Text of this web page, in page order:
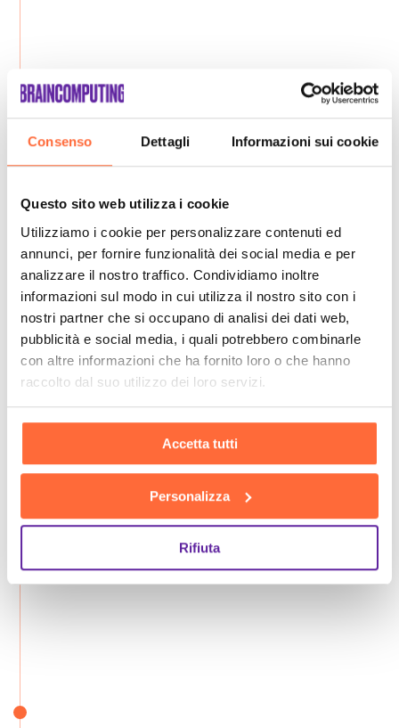
Consenso Dettagli Informazioni sui cookie
Questo sito web utilizza i cookie
Utilizziamo i cookie per personalizzare contenuti ed
annunci, per fornire funzionalità dei social media e per
analizzare il nostro traffico. Condividiamo inoltre
informazioni sul modo in cui utilizza il nostro sito con i
nostri partner che si occupano di analisi dei dati web,
pubblicità e social media, i quali potrebbero combinarle
con altre informazioni che ha fornito loro o che hanno
raccolto dal suo utilizzo dei loro servizi.
Accetta tutti
Personalizza
Rifiuta